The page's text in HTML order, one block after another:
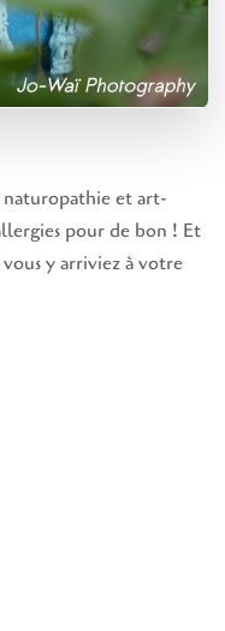
naturopathie et art-
pour de bon ! Et
y arriviez à votre